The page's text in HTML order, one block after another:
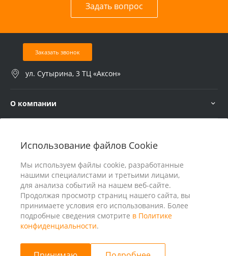
Использование файлов Cookie
Мы используем файлы cookie, разработанные
нашими специалистами и третьими лицами,
для анализа событий на нашем веб-сайте.
Продолжая просмотр страниц нашего сайта, вы
принимаете условия его использования. Более
подробные сведения смотрите в Политике
конфиденциальности.
Задать вопрос
Заказать звонок
ул. Сутырина, 3 ТЦ «Аксон»
О компании
В помощь покупателю